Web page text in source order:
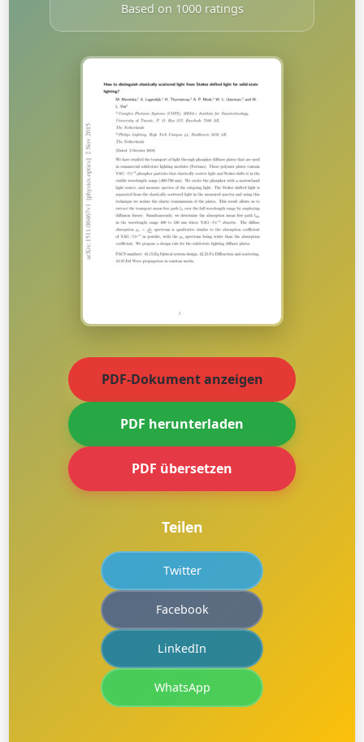
Based on 1000 ratings
PDF-Dokument anzeigen
PDF herunterladen
PDF übersetzen
Teilen
Twitter
Facebook
LinkedIn
WhatsApp